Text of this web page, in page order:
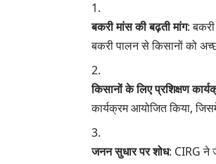
बकरी मांस की बढ़ती मांग:
बकरी पालन से किसानों को
किसानों के लिए प्रशिक्षण
कार्यक्रम आयोजित किया,
जनन सुधार पर शोध: CIRG ने